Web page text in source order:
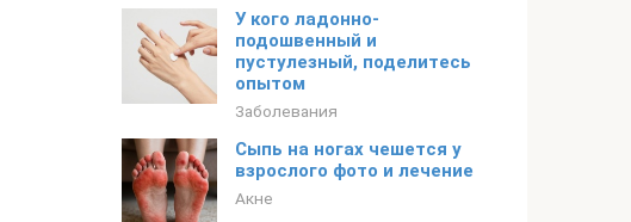
У кого ладонно-
подошвенный и
пустулезный, поделитесь
опытом
Заболевания
Сыпь на ногах чешется у
взрослого фото и лечение
Акне